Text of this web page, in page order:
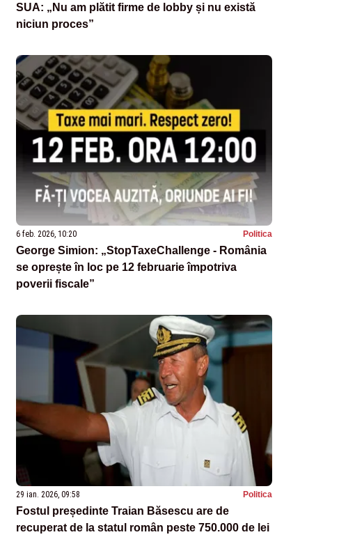
SUA: „Nu am plătit firme de lobby și nu există
niciun proces”
6 feb. 2026, 10:20 Politica
George Simion: „StopTaxeChallenge - România
se oprește în loc pe 12 februarie împotriva
poverii fiscale”
29 ian. 2026, 09:58 Politica
Fostul președinte Traian Băsescu are de
recuperat de la statul român peste 750.000 de lei